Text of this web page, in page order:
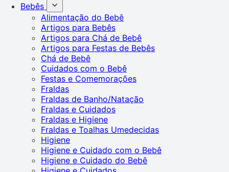
Bebês
Alimentação do Bebê
Artigos para Bebês
Artigos para Chá de Bebê
Artigos para Festas de Bebês
Chá de Bebê
Cuidados com o Bebê
Festas e Comemorações
Fraldas
Fraldas de Banho/Natação
Fraldas e Cuidados
Fraldas e Higiene
Fraldas e Toalhas Umedecidas
Higiene
Higiene e Cuidado com o Bebê
Higiene e Cuidado do Bebê